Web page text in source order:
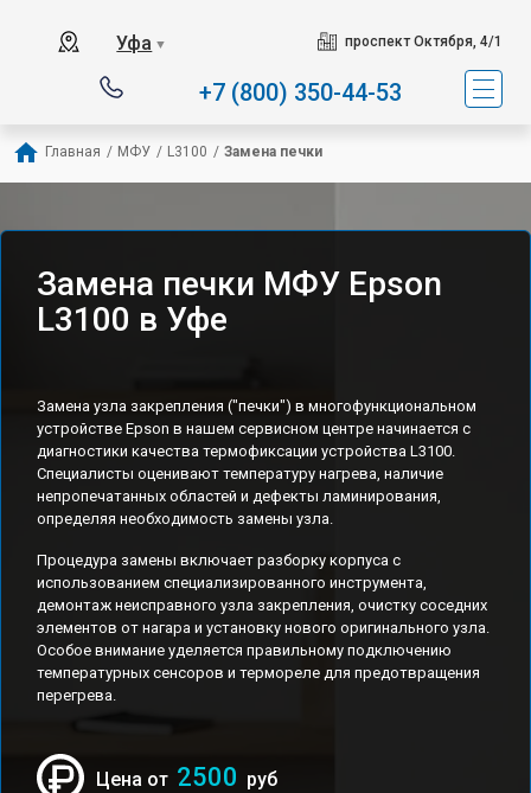
Уфа ▼ проспект Октября, 4/1
+7 (800) 350-44-53
Главная / МФУ / L3100 / Замена печки
Замена печки МФУ Epson
L3100 в Уфе
Замена узла закрепления ("печки") в многофункциональном
устройстве Epson в нашем сервисном центре начинается с
диагностики качества термофиксации устройства L3100.
Специалисты оценивают температуру нагрева, наличие
непропечатанных областей и дефекты ламинирования,
определяя необходимость замены узла.
Процедура замены включает разборку корпуса с
использованием специализированного инструмента,
демонтаж неисправного узла закрепления, очистку соседних
элементов от нагара и установку нового оригинального узла.
Особое внимание уделяется правильному подключению
температурных сенсоров и термореле для предотвращения
перегрева.
Цена от 2500 руб